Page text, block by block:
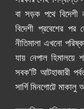
বা সড়ক পথে বিদেশী
বিদেশী প্রবেশের পর
নীতিমালা এখনো
যায় নেপাল
সবক’টি আটহাজারী
সার্গি মিনগোট্টে